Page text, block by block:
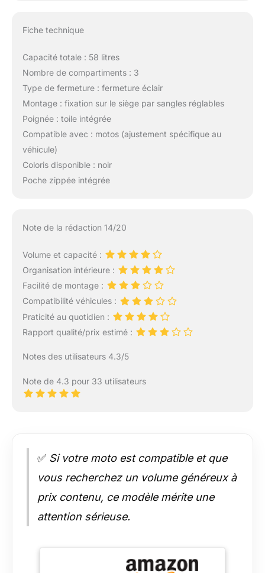
Fiche technique
Capacité totale : 58 litres
Nombre de compartiments : 3
Type de fermeture : fermeture éclair
Montage : fixation sur le siège par sangles réglables
Poignée : toile intégrée
Compatible avec : motos (ajustement spécifique au
véhicule)
Coloris disponible : noir
Poche zippée intégrée
Note de la rédaction 14/20
Volume et capacité :
Organisation intérieure :
Facilité de montage :
Compatibilité véhicules :
Praticité au quotidien :
Rapport qualité/prix estimé :
Notes des utilisateurs 4.3/5
Note de 4.3 pour 33 utilisateurs
✅ Si votre moto est compatible et que
vous recherchez un volume généreux à
prix contenu, ce modèle mérite une
attention sérieuse.